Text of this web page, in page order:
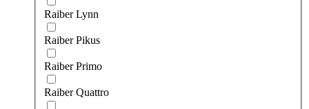
Raiber Lynn
Raiber Pikus
Raiber Primo
Raiber Quattro